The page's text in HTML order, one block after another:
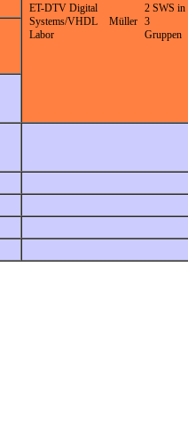
ET-DTV Digital
Systems/VHDL
Labor
Müller
2 SWS in
3
Gruppen